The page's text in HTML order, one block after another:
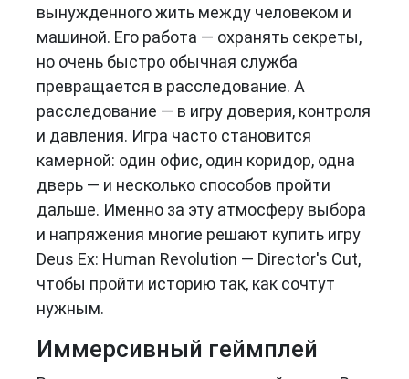
вынужденного жить между человеком и
машиной. Его работа — охранять секреты,
но очень быстро обычная служба
превращается в расследование. А
расследование — в игру доверия, контроля
и давления. Игра часто становится
камерной: один офис, один коридор, одна
дверь — и несколько способов пройти
дальше. Именно за эту атмосферу выбора
и напряжения многие решают купить игру
Deus Ex: Human Revolution — Director's Cut,
чтобы пройти историю так, как сочтут
нужным.
Иммерсивный геймплей